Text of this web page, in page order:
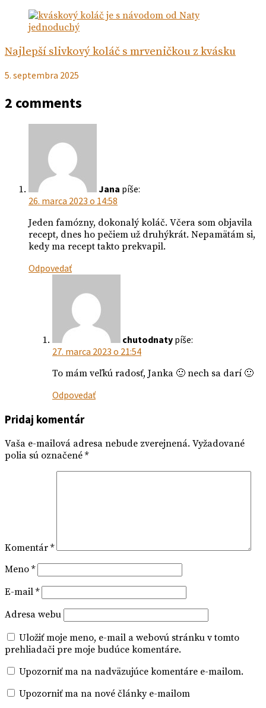
Najlepší slivkový koláč s mrveničkou z kvásku
5. septembra 2025
2 comments
Jana píše:
26. marca 2023 o 14:58
Jeden famózny, dokonalý koláč. Včera som objavila
recept, dnes ho pečiem už druhýkrát. Nepamätám si,
kedy ma recept takto prekvapil.
Odpovedať
chutodnaty píše:
27. marca 2023 o 21:54
To mám veľkú radosť, Janka 🙂 nech sa darí 🙂
Odpovedať
Pridaj komentár
Vaša e-mailová adresa nebude zverejnená. Vyžadované
polia sú označené *
Komentár *
Meno *
E-mail *
Adresa webu
Uložiť moje meno, e-mail a webovú stránku v tomto
prehliadači pre moje budúce komentáre.
Upozorniť ma na nadväzujúce komentáre e-mailom.
Upozorniť ma na nové články e-mailom